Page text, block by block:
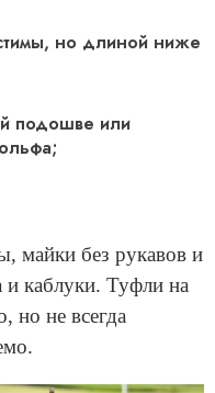
но длиной ниже
подошве или
майки без рукавов и
и каблуки. Туфли на
но не всегда